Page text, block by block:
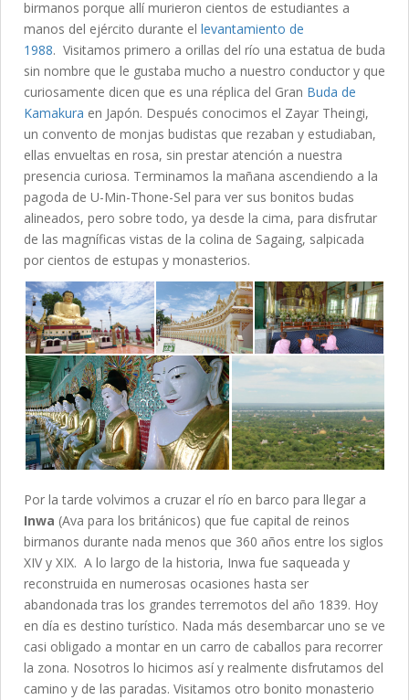
birmanos porque allí murieron cientos de estudiantes a
manos del ejército durante el levantamiento de
1988. Visitamos primero a orillas del río una estatua de buda
sin nombre que le gustaba mucho a nuestro conductor y que
curiosamente dicen que es una réplica del Gran Buda de
Kamakura en Japón. Después conocimos el Zayar Theingi,
un convento de monjas budistas que rezaban y estudiaban,
ellas envueltas en rosa, sin prestar atención a nuestra
presencia curiosa. Terminamos la mañana ascendiendo a la
pagoda de U-Min-Thone-Sel para ver sus bonitos budas
alineados, pero sobre todo, ya desde la cima, para disfrutar
de las magníficas vistas de la colina de Sagaing, salpicada
por cientos de estupas y monasterios.
Por la tarde volvimos a cruzar el río en barco para llegar a
Inwa (Ava para los británicos) que fue capital de reinos
birmanos durante nada menos que 360 años entre los siglos
XIV y XIX. A lo largo de la historia, Inwa fue saqueada y
reconstruida en numerosas ocasiones hasta ser
abandonada tras los grandes terremotos del año 1839. Hoy
en día es destino turístico. Nada más desembarcar uno se ve
casi obligado a montar en un carro de caballos para recorrer
la zona. Nosotros lo hicimos así y realmente disfrutamos del
camino y de las paradas. Visitamos otro bonito monasterio